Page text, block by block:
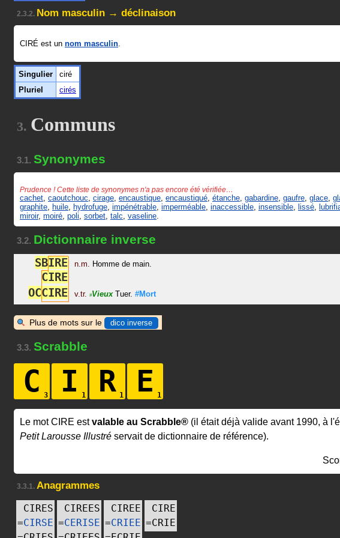
2.3.2. Nom masculin → déclinaison
CIRÉ est un nom masculin.
Singulier
ciré
Pluriel
cirés
3. Communs
3.1. Synonymes
Prudence ! Cette liste de synonymes n'a pas encore été vérifiée…
cachet caoutchouc cirage encaustique encaustiqué étanche gabardine gaufre glace
graphite huile hydrofuge impénétrable imperméable inaccessible insensible lissé
miroir, moiré poli sorbet talc vaseline
3.2. Dictionnaire inverse
SBIRE n.m. Homme de main.
CIRE
OCCIRE v.tr. #Vieux Tuer. #Mort
Plus de mots sur le dico inverse
3.3. Scrabble
C I R E
Le mot CIRE estvalable au Scrabble® (il était déjà valide avant 1990, à
Petit Larousse Illustré servait de dictionnaire de référence).
3.3.1. Anagrammes
CIRES
=CIRSE
CIREES
=CERISE
CIREE
=CRIEE
CIRE
=CRIE